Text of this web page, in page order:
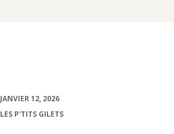
JANVIER 12, 2026
LES P'TITS GILETS